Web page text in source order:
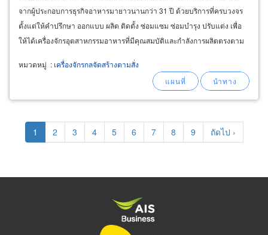
จากผู้ประกอบการธุรกิจอาหารมายาวนานกว่า 31 ปี ด้วยบริการที่ครบวงจร
ตั้งแต่ให้คำปรึกษา ออกแบบ ผลิต ติดตั้ง ซ่อมแซม ซ่อมบำรุง ปรับแต่ง เพื่อ
ให้ได้เครื่องจักรอุตสาหกรรมอาหารที่มีคุณสมบัติและกำลังการผลิตตรงตาม
หมวดหมู่ : เครื่องจักรกลจัดสร้างตามสั่ง
Pagination
Current
page
1 Page
2 Page
3 Page
4 Page
5 Page
6 Page
7 Page
8 Page
9
Next
page
ถัดไป ›